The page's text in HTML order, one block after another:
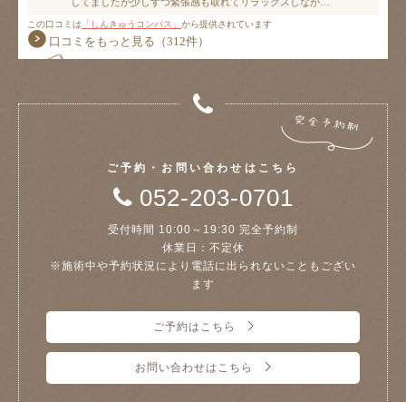
ご予約・お問い合わせはこちら
052-203-0701
受付時間 10:00～19:30 完全予約制
休業日：不定休
※施術中や予約状況により電話に出られないこともござい
ます
ご予約はこちら
お問い合わせはこちら